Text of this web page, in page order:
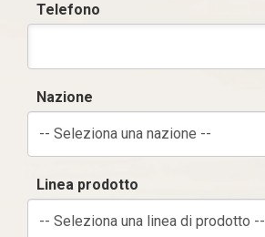
Telefono
Nazione
-- Seleziona una nazione --
Linea prodotto
-- Seleziona una linea di prodotto --